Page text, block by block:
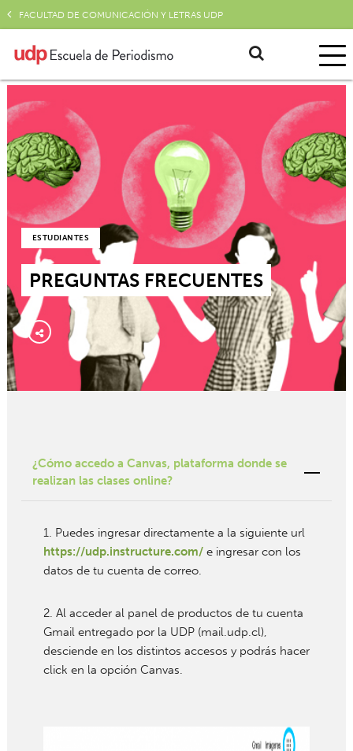
FACULTAD DE COMUNICACIÓN Y LETRAS UDP
ESTUDIANTES
PREGUNTAS FRECUENTES
¿Cómo accedo a Canvas, plataforma donde se
realizan las clases online?
1. Puedes ingresar directamente a la siguiente url
https://udp.instructure.com/e ingresar con los
datos de tu cuenta de correo.
2. Al acceder al panel de productos de tu cuenta
Gmail entregado por la UDP (mail.udp.cl),
desciende en los distintos accesos y podrás hacer
click en la opción Canvas.